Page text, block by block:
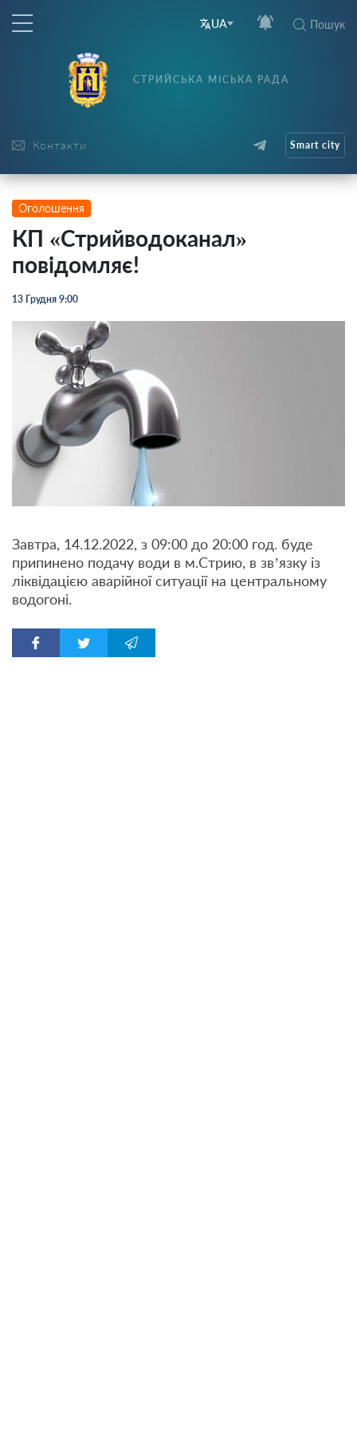
UA Пошук
Контакти
СТРИЙСЬКА МІСЬКА РАДА
Smart city
Оголошення
КП «Стрийводоканал»
повідомляє!
13 Грудня 9:00
Завтра, 14.12.2022, з 09:00 до 20:00 год. буде
припинено подачу води в м.Стрию, в зв’язку із
ліквідацією аварійної ситуації на центральному
водогоні.